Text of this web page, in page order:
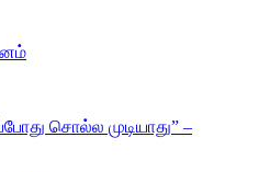
சொல்ல முடியாது” –